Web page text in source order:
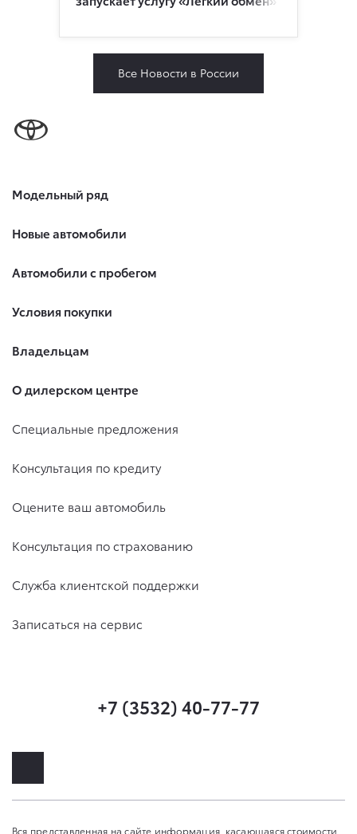
Все Новости в России
Модельный ряд
Новые автомобили
Автомобили с пробегом
Условия покупки
Владельцам
О дилерском центре
Специальные предложения
Консультация по кредиту
Оцените ваш автомобиль
Консультация по страхованию
Служба клиентской поддержки
Записаться на сервис
+7 (3532) 40-77-77
Вся представленная на сайте информация, касающаяся стоимости